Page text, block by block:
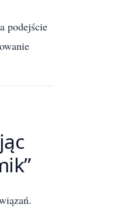
podejście